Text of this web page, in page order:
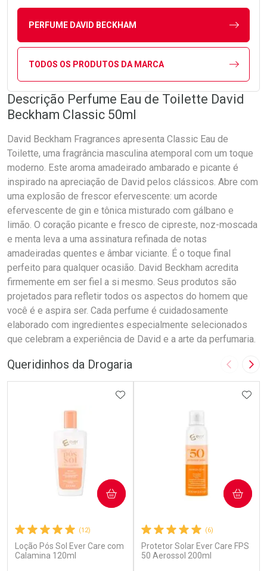
PERFUME DAVID BECKHAM
TODOS OS PRODUTOS DA MARCA
Descrição Perfume Eau de Toilette David
Beckham Classic 50ml
David Beckham Fragrances apresenta Classic Eau de
Toilette, uma fragrância masculina atemporal com um toque
moderno. Este aroma amadeirado ambarado e picante é
inspirado na apreciação de David pelos clássicos. Abre com
uma explosão de frescor efervescente: um acorde
efervescente de gin e tônica misturado com gálbano e
limão. O coração picante e fresco de cipreste, noz-moscada
e menta leva a uma assinatura refinada de notas
amadeiradas quentes e âmbar viciante. É o toque final
perfeito para qualquer ocasião. David Beckham acredita
firmemente em ser fiel a si mesmo. Seus produtos são
projetados para refletir todos os aspectos do homem que
você é e aspira ser. Cada perfume é cuidadosamente
elaborado com ingredientes especialmente selecionados
que celebram a experiência de David e a arte da perfumaria.
Queridinhos da Drogaria Imagem
(12)
Loção Pós Sol Ever Care com
Calamina 120ml
ADICIONAR AOS FAVORITOS
COMPRAR
(6)
Protetor Solar Ever Care FPS
50 Aerossol 200ml
COMPRAR